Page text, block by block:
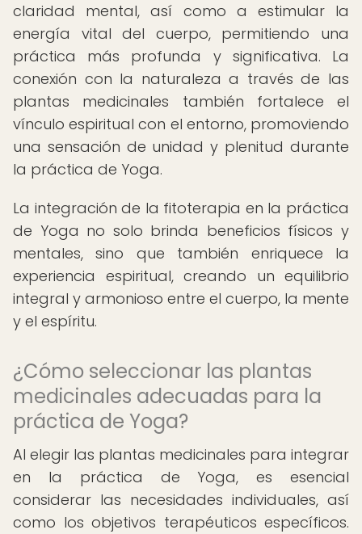
claridad mental, así como a estimular la
energía vital del cuerpo, permitiendo una
práctica más profunda y significativa. La
conexión con la naturaleza a través de las
plantas medicinales también fortalece el
vínculo espiritual con el entorno, promoviendo
una sensación de unidad y plenitud durante
la práctica de Yoga.
La integración de la fitoterapia en la práctica
de Yoga no solo brinda beneficios físicos y
mentales, sino que también enriquece la
experiencia espiritual, creando un equilibrio
integral y armonioso entre el cuerpo, la mente
y el espíritu.
¿Cómo seleccionar las plantas
medicinales adecuadas para la
práctica de Yoga?
Al elegir las plantas medicinales para integrar
en la práctica de Yoga, es esencial
considerar las necesidades individuales, así
como los objetivos terapéuticos específicos.